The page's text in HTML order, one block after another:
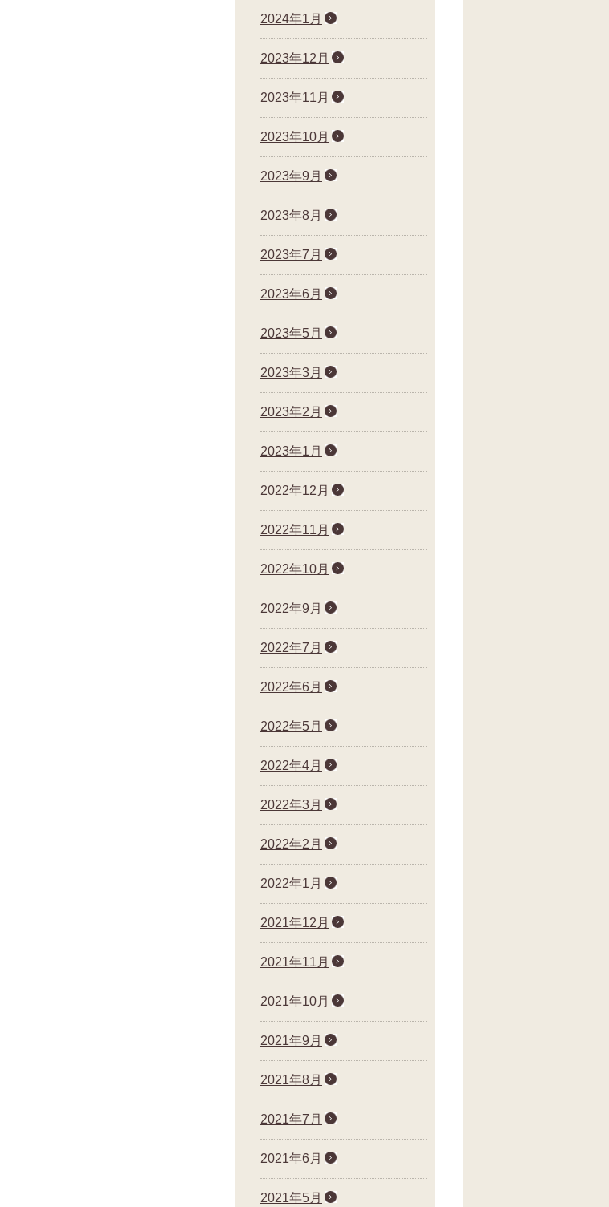
2024年1月
2023年12月
2023年11月
2023年10月
2023年9月
2023年8月
2023年7月
2023年6月
2023年5月
2023年3月
2023年2月
2023年1月
2022年12月
2022年11月
2022年10月
2022年9月
2022年7月
2022年6月
2022年5月
2022年4月
2022年3月
2022年2月
2022年1月
2021年12月
2021年11月
2021年10月
2021年9月
2021年8月
2021年7月
2021年6月
2021年5月